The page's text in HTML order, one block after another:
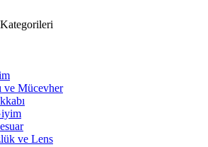
Kategorileri
ve Mücevher
ve Lens